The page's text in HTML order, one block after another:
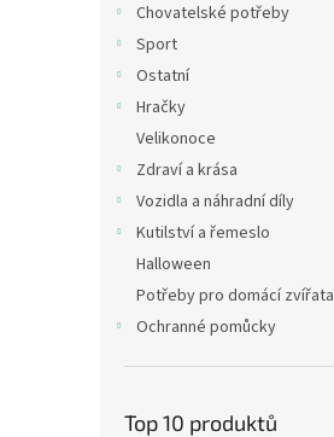
Chovatelské potřeby
Sport
Ostatní
Hračky
Velikonoce
Zdraví a krása
Vozidla a náhradní díly
Kutilství a řemeslo
Halloween
Potřeby pro domácí zvířata
Ochranné pomůcky
Top 10 produktů